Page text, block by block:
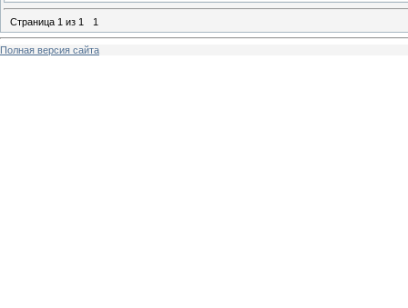
Страница 1 из 1 1
Полная версия сайта